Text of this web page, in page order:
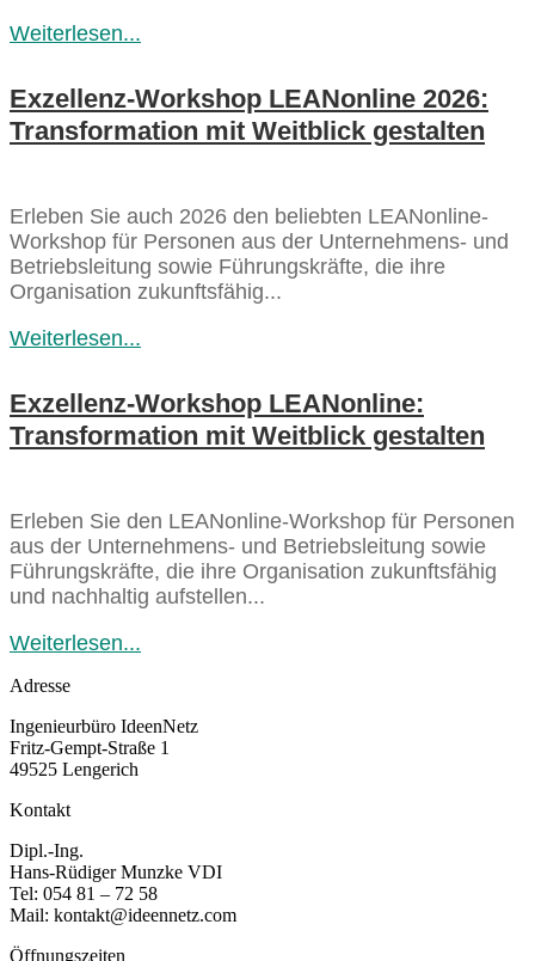
Weiterlesen...
Exzellenz-Workshop LEANonline 2026:
Transformation mit Weitblick gestalten
Erleben Sie auch 2026 den beliebten LEANonline-
Workshop für Personen aus der Unternehmens- und
Betriebsleitung sowie Führungskräfte, die ihre
Organisation zukunftsfähig...
Weiterlesen...
Exzellenz-Workshop LEANonline:
Transformation mit Weitblick gestalten
Erleben Sie den LEANonline-Workshop für Personen
aus der Unternehmens- und Betriebsleitung sowie
Führungskräfte, die ihre Organisation zukunftsfähig
und nachhaltig aufstellen...
Weiterlesen...
Adresse
Ingenieurbüro IdeenNetz
Fritz-Gempt-Straße 1
49525 Lengerich
Kontakt
Dipl.-Ing.
Hans-Rüdiger Munzke VDI
Tel: 054 81 – 72 58
Mail: kontakt@ideennetz.com
Öffnungszeiten